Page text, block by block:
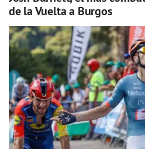
de la Vuelta a Burgos